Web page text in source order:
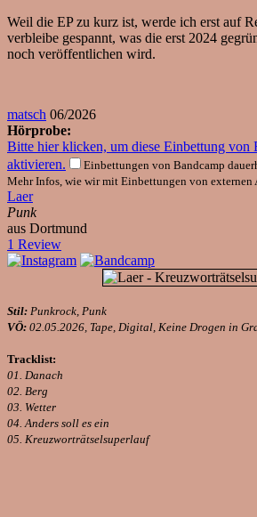
Weil die EP zu kurz ist, werde ich erst auf
verbleibe gespannt, was die erst 2024
noch veröffentlichen wird.
matsch 06/2026
Hörprobe:
Bitte hier klicken, um diese Einbettung von
aktivieren.
Einbettungen von Bandcamp
Mehr Infos, wie wir mit Einbettungen von externen
Laer
Punk
aus Dortmund
1 Review
Stil: Punkrock, Punk
VÖ: 02.05.2026, Tape, Digital, Keine Drogen in
Tracklist:
01. Danach
02. Berg
03. Wetter
04. Anders soll es ein
05. Kreuzworträtselsuperlauf